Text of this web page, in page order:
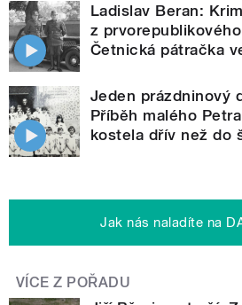
Ladislav Beran:
z
Četnická pátračka
Jeden prázdninový
Příběh malého
kostela dřív než do
Jak nás naladíte na
VÍCE Z POŘADU